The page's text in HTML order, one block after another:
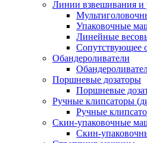
Линии взвешивания и
Упаковочные
Линейные
Сопутствующее
Обандероливатели
Поршневые дозаторы
Поршневые
Ручные клипсаторы
Ручные
Скин-упаковочные
Скин-